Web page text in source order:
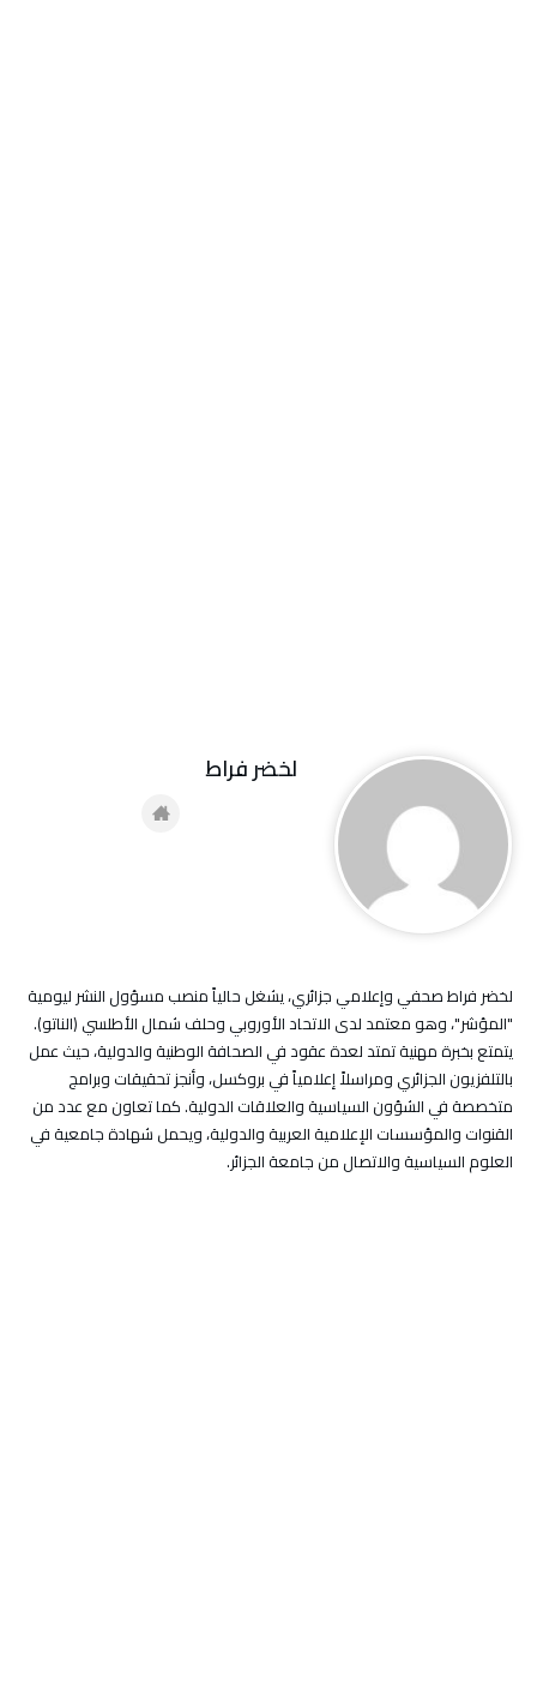
لخضر فراط
لخضر فراط صحفي وإعلامي جزائري، يشغل حالياً منصب مسؤول النشر ليومية
"المؤشر"، وهو معتمد لدى الاتحاد الأوروبي وحلف شمال الأطلسي (الناتو).
يتمتع بخبرة مهنية تمتد لعدة عقود في الصحافة الوطنية والدولية، حيث عمل
بالتلفزيون الجزائري ومراسلاً إعلامياً في بروكسل، وأنجز تحقيقات وبرامج
متخصصة في الشؤون السياسية والعلاقات الدولية. كما تعاون مع عدد من
القنوات والمؤسسات الإعلامية العربية والدولية، ويحمل شهادة جامعية في
العلوم السياسية والاتصال من جامعة الجزائر.